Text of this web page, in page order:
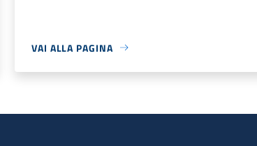
VAI ALLA PAGINA